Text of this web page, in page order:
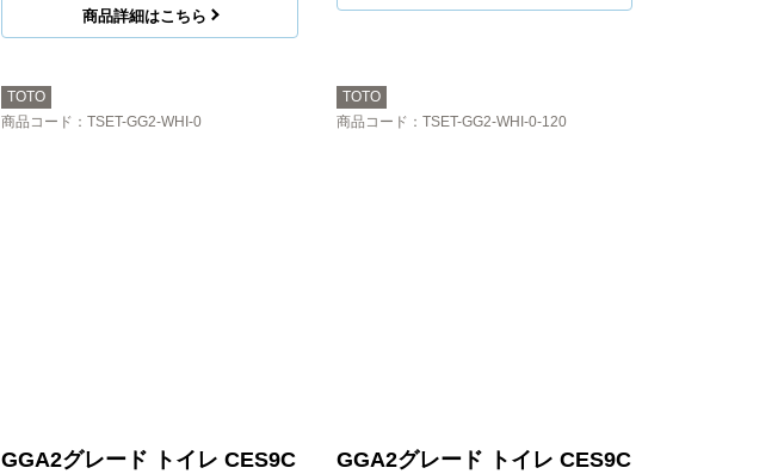
商品詳細はこちら
TOTO
商品コード ：TSET-GG2-WHI-0
GGA2グレード トイレ CES9C
TOTO
商品コード ：TSET-GG2-WHI-0-120
GGA2グレード トイレ CES9C